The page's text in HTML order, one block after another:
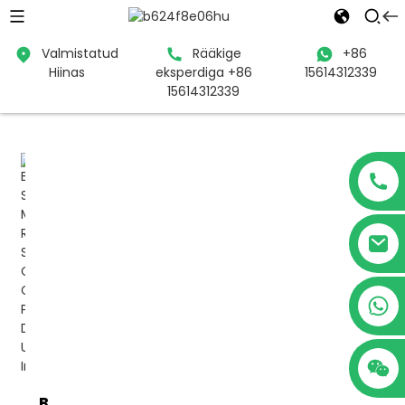
Valmistatud
Hiinas
Rääkige
eksperdiga +86
15614312339
+86
15614312339
Tooted PDU Nutikas PDU